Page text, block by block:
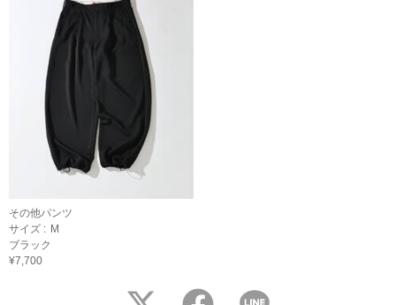
その他パンツ
サイズ : M
ブラック
¥7,700
twitter facebook